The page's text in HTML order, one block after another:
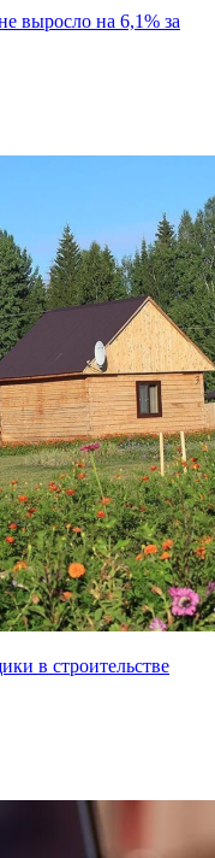
выросло на 6,1% за
в строительстве